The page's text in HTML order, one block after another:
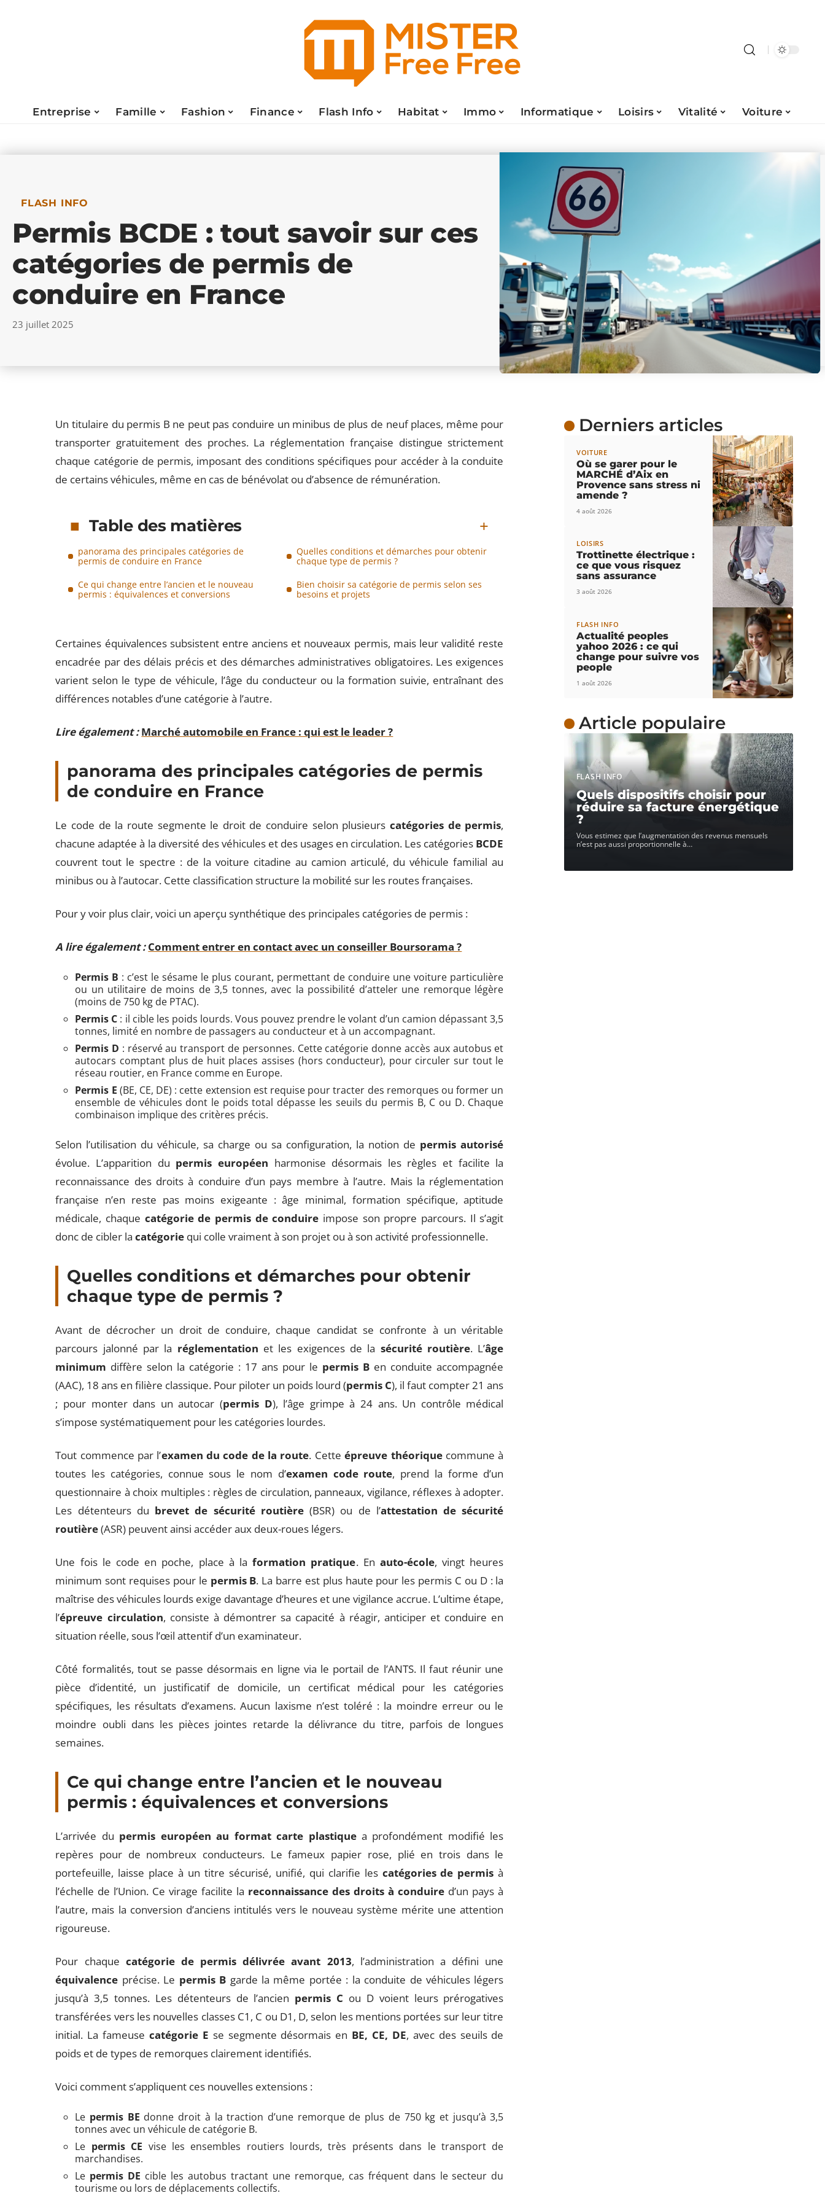
Entreprise Famille Fashion Finance Flash Info Habitat Immo Informatique Loisirs Vitalité Voiture
FLASH INFO
Permis BCDE : tout savoir sur ces
catégories de permis de
conduire en France
23 juillet 2025
Un titulaire du permis B ne peut pas conduire un minibus de plus de neuf places, même pour
transporter gratuitement des proches. La réglementation française distingue strictement
chaque catégorie de permis, imposant des conditions spécifiques pour accéder à la conduite
de certains véhicules, même en cas de bénévolat ou d’absence de rémunération.
Table des matières
panorama des principales catégories de
permis de conduire en France
Quelles conditions et démarches pour obtenir
chaque type de permis ?
Ce qui change entre l’ancien et le nouveau
permis : équivalences et conversions
Bien choisir sa catégorie de permis selon ses
besoins et projets
Certaines équivalences subsistent entre anciens et nouveaux permis, mais leur validité reste
encadrée par des délais précis et des démarches administratives obligatoires. Les exigences
varient selon le type de véhicule, l’âge du conducteur ou la formation suivie, entraînant des
différences notables d’une catégorie à l’autre.
Lire également : Marché automobile en France : qui est le leader ?
panorama des principales catégories de permis
de conduire en France
Le code de la route segmente le droit de conduire selon plusieurscatégories de permis,
chacune adaptée à la diversité des véhicules et des usages en circulation. Les catégories BCDE
couvrent tout le spectre : de la voiture citadine au camion articulé, du véhicule familial au
minibus ou à l’autocar. Cette classification structure la mobilité sur les routes françaises.
Pour y voir plus clair, voici un aperçu synthétique des principales catégories de permis :
A lire également : Comment entrer en contact avec un conseiller Boursorama ?
Permis B : c’est le sésame le plus courant, permettant de conduire une voiture particulière
ou un utilitaire de moins de 3,5 tonnes, avec la possibilité d’atteler une remorque légère
(moins de 750 kg de PTAC).
Permis C : il cible les poids lourds. Vous pouvez prendre le volant d’un camion dépassant 3,5
tonnes, limité en nombre de passagers au conducteur et à un accompagnant.
Permis D : réservé au transport de personnes. Cette catégorie donne accès aux autobus et
autocars comptant plus de huit places assises (hors conducteur), pour circuler sur tout le
réseau routier, en France comme en Europe.
Permis E (BE, CE, DE) : cette extension est requise pour tracter des remorques ou former un
ensemble de véhicules dont le poids total dépasse les seuils du permis B, C ou D. Chaque
combinaison implique des critères précis.
Selon l’utilisation du véhicule, sa charge ou sa configuration, la notion de permis autorisé
évolue. L’apparition du permis européen harmonise désormais les règles et facilite la
reconnaissance des droits à conduire d’un pays membre à l’autre. Mais la réglementation
française n’en reste pas moins exigeante : âge minimal, formation spécifique, aptitude
médicale, chaque catégorie de permis de conduire impose son propre parcours. Il s’agit
donc de cibler lacatégorie qui colle vraiment à son projet ou à son activité professionnelle.
Quelles conditions et démarches pour obtenir
chaque type de permis ?
Avant de décrocher un droit de conduire, chaque candidat se confronte à un véritable
parcours jalonné par la réglementation et les exigences de la sécurité routière. L’âge
minimum diffère selon la catégorie : 17 ans pour le permis B en conduite accompagnée
(AAC), 18 ans en filière classique. Pour piloter un poids lourd (permis C), il faut compter 21 ans
; pour monter dans un autocar (permis D), l’âge grimpe à 24 ans. Un contrôle médical
s’impose systématiquement pour les catégories lourdes.
Tout commence par l’examen du code de la route. Cetteépreuve théoriquecommune à
toutes les catégories, connue sous le nom d’examen code route, prend la forme d’un
questionnaire à choix multiples : règles de circulation, panneaux, vigilance, réflexes à adopter.
Les détenteurs du brevet de sécurité routière(BSR) ou de l’attestation de sécurité
routière(ASR) peuvent ainsi accéder aux deux-roues légers.
Une fois le code en poche, place à laformation pratique. En auto-école, vingt heures
minimum sont requises pour le permis B. La barre est plus haute pour les permis C ou D : la
maîtrise des véhicules lourds exige davantage d’heures et une vigilance accrue. L’ultime étape,
l’épreuve circulation, consiste à démontrer sa capacité à réagir, anticiper et conduire en
situation réelle, sous l’œil attentif d’un examinateur.
Côté formalités, tout se passe désormais en ligne via le portail de l’ANTS. Il faut réunir une
pièce d’identité, un justificatif de domicile, un certificat médical pour les catégories
spécifiques, les résultats d’examens. Aucun laxisme n’est toléré : la moindre erreur ou le
moindre oubli dans les pièces jointes retarde la délivrance du titre, parfois de longues
semaines.
Ce qui change entre l’ancien et le nouveau
permis : équivalences et conversions
L’arrivée du permis européen au format carte plastiquea profondément modifié les
repères pour de nombreux conducteurs. Le fameux papier rose, plié en trois dans le
portefeuille, laisse place à un titre sécurisé, unifié, qui clarifie les catégories de permis à
l’échelle de l’Union. Ce virage facilite la reconnaissance des droits à conduire d’un pays à
l’autre, mais la conversion d’anciens intitulés vers le nouveau système mérite une attention
rigoureuse.
Pour chaque catégorie de permis délivrée avant 2013, l’administration a défini une
équivalence précise. Le permis B garde la même portée : la conduite de véhicules légers
jusqu’à 3,5 tonnes. Les détenteurs de l’ancien permis C ou D voient leurs prérogatives
transférées vers les nouvelles classes C1, C ou D1, D, selon les mentions portées sur leur titre
initial. La fameuse catégorie E se segmente désormais en BE, CE, DE, avec des seuils de
poids et de types de remorques clairement identifiés.
Voici comment s’appliquent ces nouvelles extensions :
Le permis BE donne droit à la traction d’une remorque de plus de 750 kg et jusqu’à 3,5
tonnes avec un véhicule de catégorie B.
Le permis CE vise les ensembles routiers lourds, très présents dans le transport de
marchandises.
Le permis DE cible les autobus tractant une remorque, cas fréquent dans le secteur du
tourisme ou lors de déplacements collectifs.
Derniers articles
VOITURE
Où se garer pour le
MARCHÉ d’Aix en
Provence sans stress ni
amende ?
4 août 2026
LOISIRS
Trottinette électrique :
ce que vous risquez
sans assurance
3 août 2026
FLASH INFO
Actualité peoples
yahoo 2026 : ce qui
change pour suivre vos
people
1 août 2026
Article populaire
FLASH INFO
Quels dispositifs choisir pour
réduire sa facture énergétique
?
Vous estimez que l’augmentation des revenus mensuels
n’est pas aussi proportionnelle à…